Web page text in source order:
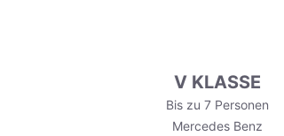
V KLASSE
Bis zu 7 Personen
Mercedes Benz